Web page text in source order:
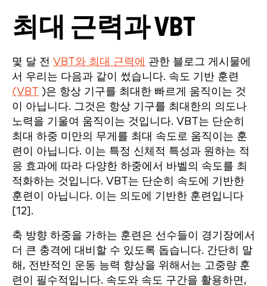
최대 근력과 VBT
몇 달 전 VBT와 최대 근력에
관한 블로그 게시물에
서 우리는 다음과 같이 썼습니다. 속도 기반 훈련
(VBT )은 항상 기구를 최대한 빠르게 움직이는 것
이 아닙니다. 그것은 항상 기구를 최대한의 의도나
노력을 기울여 움직이는 것입니다. VBT는 단순히
최대 하중 미만의 무게를 최대 속도로 움직이는 훈
련이 아닙니다. 이는 특정 신체적 특성과 원하는 적
응 효과에 따라 다양한 하중에서 바벨의 속도를 최
적화하는 것입니다. VBT는 단순히 속도에 기반한
훈련이 아닙니다. 이는 의도에 기반한 훈련입니다
[12].
축 방향 하중을 가하는 훈련은 선수들이 경기장에서
더 큰 충격에 대비할 수 있도록 돕습니다. 간단히 말
해, 전반적인 운동 능력 향상을 위해서는 고중량 훈
련이 필수적입니다. 속도와 속도 구간을 활용하면,